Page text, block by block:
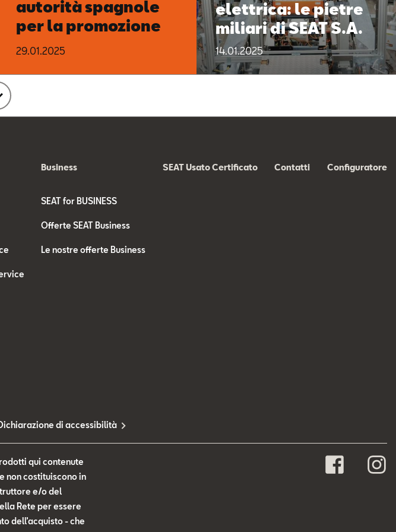
autorità spagnole
per la promozione
della mobilità
29.01.2025
elettrica: le pietre
miliari di SEAT S.A.
14.01.2025
Business
SEAT for BUSINESS
Offerte SEAT Business
Le nostre offerte Business
SEAT Usato Certificato Contatti Configuratore
di accessibilità
qui contenute
non costituiscono in
e/o del
Rete per essere
dell’acquisto - che